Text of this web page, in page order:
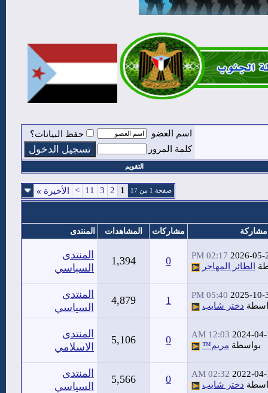
اسم العضو
حفظ البيانات؟
كلمة المرور
التقويم
صفحة 1 من 17 1
2
3
11
> الأخيرة »
مشاركات المشاهدات المنتدى
2026-05-
02:17 PM
الطائر المهاجر 0
1,394
المنتدى
السياسي
2025-10-
05:40 PM
دختر شايب 1
4,879
المنتدى
السياسي
2024-
12:03 AM
بواسطة مريم™ 0
5,106
المنتدى
الاسلامي
2022-
02:32 AM
دختر شايب 0
5,566
المنتدى
السياسي